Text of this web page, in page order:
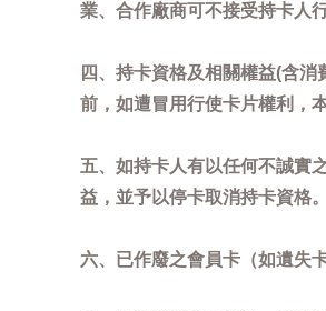
業、合作廠商可不接受持卡人
四、持卡資格及相關權益(含
前，如遭冒用行使卡片權利，
五、如持卡人有以任何不誠實
益，並予以停卡取消持卡資格。
六、已作廢之會員卡（如遺失